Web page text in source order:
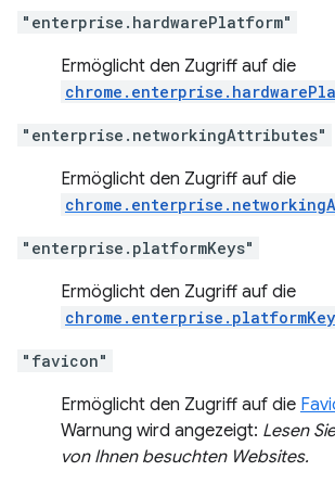
"enterprise.hardwarePlatform"
Ermöglicht den Zugriff auf die
"enterprise.networkingAttributes"
Ermöglicht den Zugriff auf die
"enterprise.platformKeys"
Ermöglicht den Zugriff auf die
"favicon"
Ermöglicht den Zugriff auf die
Warnung wird angezeigt: Lesen
von Ihnen besuchten Websites.